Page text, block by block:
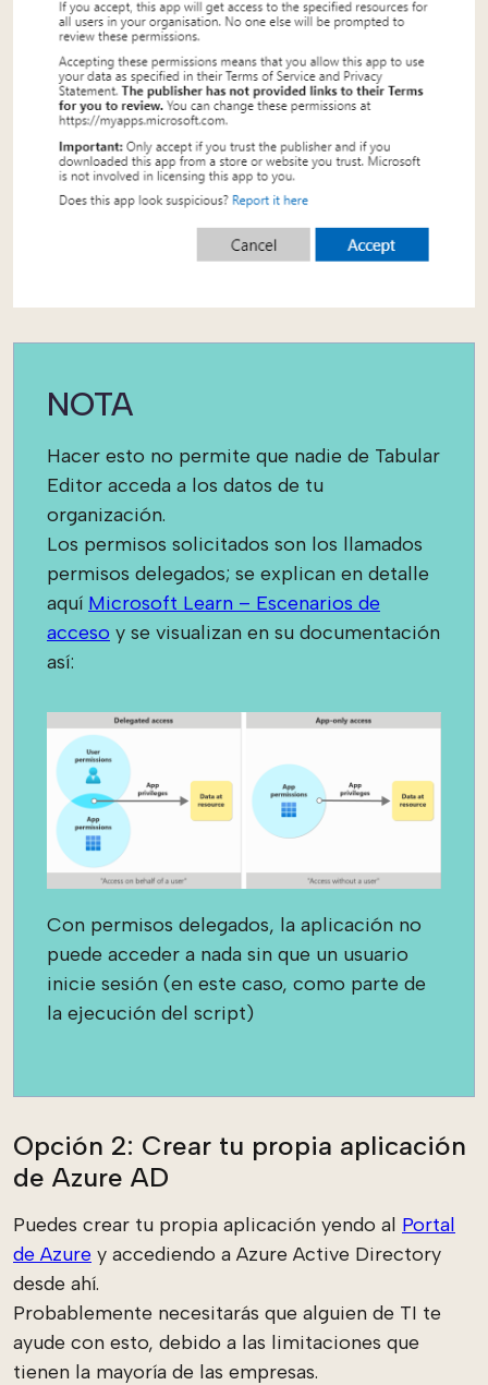
NOTA
Hacer esto no permite que nadie de Tabular
Editor acceda a los datos de tu
organización.
Los permisos solicitados son los llamados
permisos delegados; se explican en detalle
aquí Microsoft Learn – Escenarios de
acceso y se visualizan en su documentación
así:
Con permisos delegados, la aplicación no
puede acceder a nada sin que un usuario
inicie sesión (en este caso, como parte de
la ejecución del script)
Opción 2: Crear tu propia aplicación
de Azure AD
Puedes crear tu propia aplicación yendo al Portal
de Azure y accediendo a Azure Active Directory
desde ahí.
Probablemente necesitarás que alguien de TI te
ayude con esto, debido a las limitaciones que
tienen la mayoría de las empresas.